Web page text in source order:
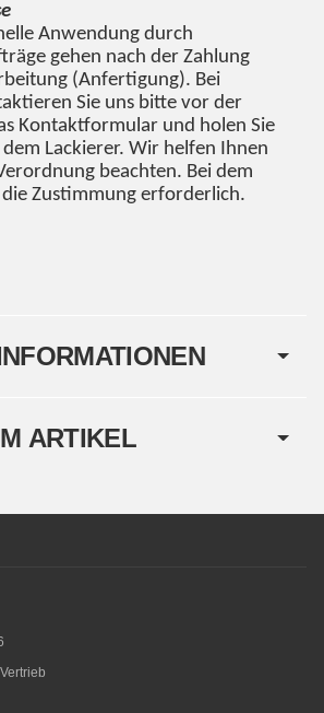
Anwendung durch
gehen nach der Zahlung
(Anfertigung). Bei
Sie uns bitte vor der
Kontaktformular und holen Sie
Lackierer. Wir helfen Ihnen
beachten. Bei dem
die Zustimmung erforderlich.
ARTIKEL